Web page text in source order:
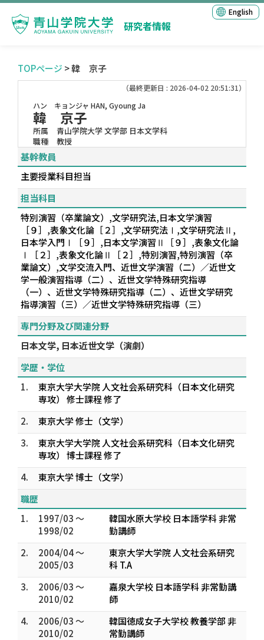
研究者情報
English
TOPページ > 韓 京子
（最終更新日 : 2026-04-02 20:51:31）
ハン キョンジャ HAN, Gyoung Ja
韓 京子
所属
青山学院大学 文学部 日本文学科
職種
教授
基幹教員
主要授業科目担当
担当科目
特別演習（卒業論文）,文学研究法,日本文学演習
［９］,表象文化論［２］,文学研究法Ⅰ,文学研究法Ⅱ,
日本学入門Ⅰ［９］,日本文学演習Ⅱ［９］,表象文化論
Ⅰ［２］,表象文化論Ⅱ［２］,特別演習,特別演習（卒
業論文）,文学交流入門、近世文学演習（二）／近世文
学一般演習指導（二）、近世文学特殊研究指導
（一）、近世文学特殊研究指導（二）、近世文学研究
指導演習（三）／近世文学特殊研究指導（三）
専門分野及び関連分野
日本文学, 日本近世文学（演劇）
学歴・学位
1.
東京大学大学院 人文社会系研究科（日本文化研究
専攻） 修士課程 修了
2.
東京大学 修士（文学）
3.
東京大学大学院 人文社会系研究科（日本文化研究
専攻） 博士課程 修了
4.
東京大学 博士（文学）
職歴
1.
1997/03 ～
1998/02
韓国水原大学校 日本語学科 非常
勤講師
2.
2004/04 ～
2005/03
東京大学大学院 人文社会系研究
科 T.A
3.
2006/03 ～
2010/02
嘉泉大学校 日本語学科 非常勤講
師
4.
2006/03 ～
2010/02
韓国徳成女子大学校 教養学部 非
常勤講師